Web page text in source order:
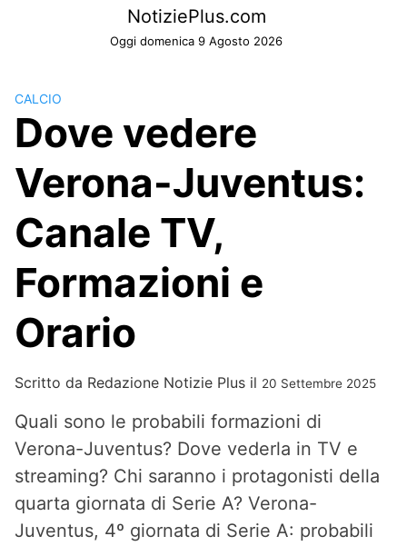
NotiziePlus.com
Oggi domenica 9 Agosto 2026
CALCIO
Dove vedere
Verona-Juventus:
Canale TV,
Formazioni e
Orario
Scritto da Redazione Notizie Plus il 20 Settembre 2025
Quali sono le probabili formazioni di
Verona-Juventus? Dove vederla in TV e
streaming? Chi saranno i protagonisti della
quarta giornata di Serie A? Verona-
Juventus, 4º giornata di Serie A: probabili